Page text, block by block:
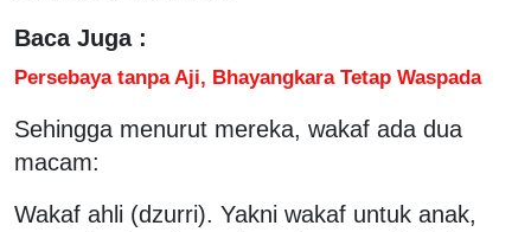
Baca Juga :
Persebaya tanpa Aji, Bhayangkara Tetap Waspada
Sehingga menurut mereka, wakaf ada dua
macam:
Wakaf ahli (dzurri). Yakni wakaf untuk anak,